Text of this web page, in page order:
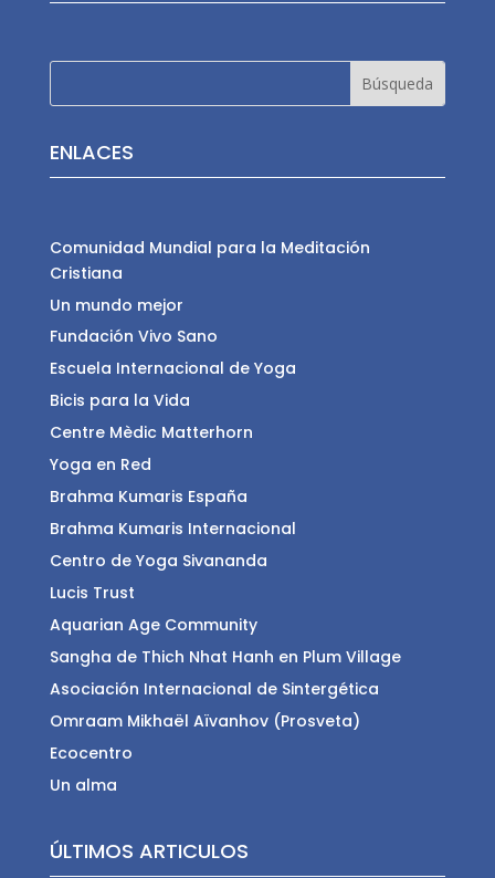
ENLACES
Comunidad Mundial para la Meditación
Cristiana
Un mundo mejor
Fundación Vivo Sano
Escuela Internacional de Yoga
Bicis para la Vida
Centre Mèdic Matterhorn
Yoga en Red
Brahma Kumaris España
Brahma Kumaris Internacional
Centro de Yoga Sivananda
Lucis Trust
Aquarian Age Community
Sangha de Thich Nhat Hanh en Plum Village
Asociación Internacional de Sintergética
Omraam Mikhaël Aïvanhov (Prosveta)
Ecocentro
Un alma
ÚLTIMOS ARTICULOS